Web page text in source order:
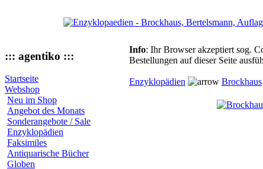
::: agentiko :::
Startseite
Webshop
Neu im Shop
Angebot des Monats
Sonderangebote / Sale
Enzyklopädien
Faksimiles
Antiquarische Bücher
Globen
Info: Ihr Browser akzeptiert sog.
Bestellungen auf dieser Seite
Enzyklopädien Brockhaus